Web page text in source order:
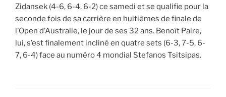
Zidansek (4-6, 6-4, 6-2) ce samedi et se qualifie pour la
seconde fois de sa carrière en huitièmes de finale de
l’Open d’Australie, le jour de ses 32 ans. Benoît Paire,
lui, s’est finalement incliné en quatre sets (6-3, 7-5, 6-
7, 6-4) face au numéro 4 mondial Stefanos Tsitsipas.